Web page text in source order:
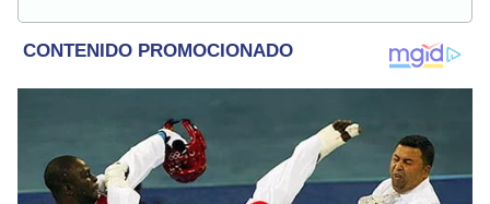
Sociología, Historia, Matemáticas, Psicología, Filosofía,
películas y series.